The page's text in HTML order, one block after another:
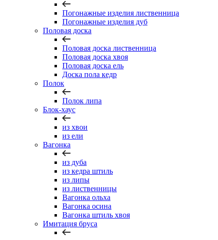
Погонажные изделия лиственница
Погонажные изделия дуб
Половая доска
Половая доска лиственница
Половая доска хвоя
Половая доска ель
Доска пола кедр
Полок
Полок липа
Блок-хаус
из хвои
из ели
Вагонка
из дуба
из кедра штиль
из липы
из лиственницы
Вагонка ольха
Вагонка осина
Вагонка штиль хвоя
Имитация бруса